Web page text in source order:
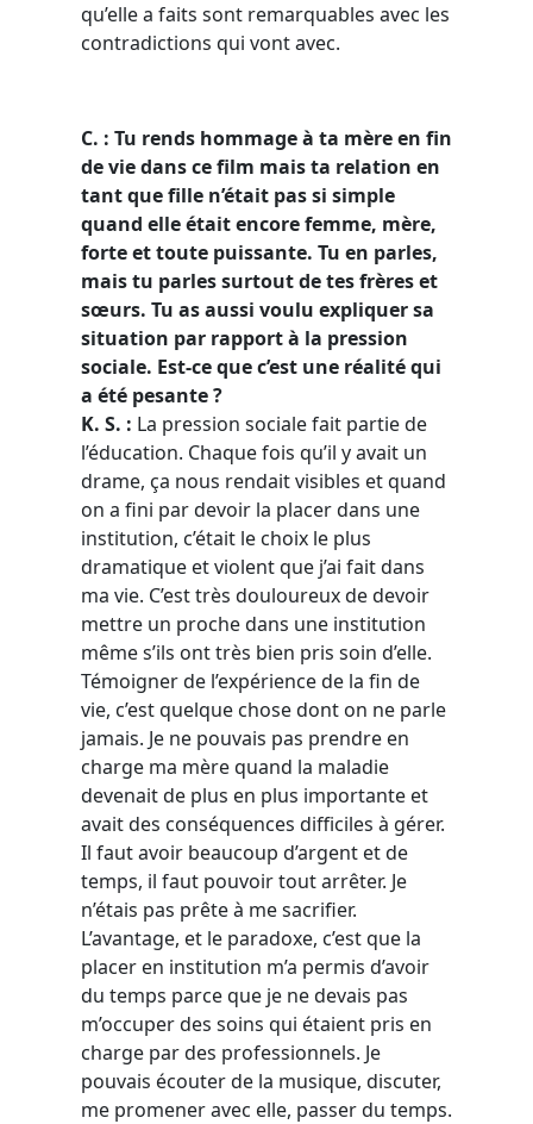
qu’elle a faits sont remarquables avec les
contradictions qui vont avec.
C. : Tu rends hommage à ta mère en fin
de vie dans ce film mais ta relation en
tant que fille n’était pas si simple
quand elle était encore femme, mère,
forte et toute puissante. Tu en parles,
mais tu parles surtout de tes frères et
sœurs. Tu as aussi voulu expliquer sa
situation par rapport à la pression
sociale. Est-ce que c’est une réalité qui
a été pesante ?
K. S. : La pression sociale fait partie de
l’éducation. Chaque fois qu’il y avait un
drame, ça nous rendait visibles et quand
on a fini par devoir la placer dans une
institution, c’était le choix le plus
dramatique et violent que j’ai fait dans
ma vie. C’est très douloureux de devoir
mettre un proche dans une institution
même s’ils ont très bien pris soin d’elle.
Témoigner de l’expérience de la fin de
vie, c’est quelque chose dont on ne parle
jamais. Je ne pouvais pas prendre en
charge ma mère quand la maladie
devenait de plus en plus importante et
avait des conséquences difficiles à gérer.
Il faut avoir beaucoup d’argent et de
temps, il faut pouvoir tout arrêter. Je
n’étais pas prête à me sacrifier.
L’avantage, et le paradoxe, c’est que la
placer en institution m’a permis d’avoir
du temps parce que je ne devais pas
m’occuper des soins qui étaient pris en
charge par des professionnels. Je
pouvais écouter de la musique, discuter,
me promener avec elle, passer du temps.